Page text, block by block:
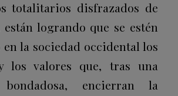
totalitarios disfrazados de
están logrando que se estén
la sociedad occidental los
los valores que, tras una
bondadosa, encierran la